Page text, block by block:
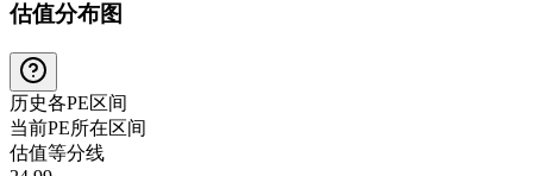
估值分布图
历史各PE区间
当前PE所在区间
估值等分线